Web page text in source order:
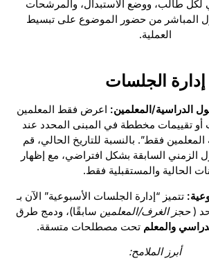
لكل طالب، ووضع الاستبدال، والمرشحات
المباشر من حضور الموضوع على تبسيط
العملية.
إدارة الجلسات
الدراسية/المعلمين: اعرض فقط المعلمين
أو تقييمات مخططة في المبنى المحدد عند
فقط”. بالنسبة للتاريخ الحالي، قم
الزمني السابقة بشكل افتراضي، مع إظهار
الحالية والمستقبلية فقط.
تتميز “إدارة الجلسات الأسبوعية” الآن بـ
(حجز الغرف/المعلمين سابقًا)، ودمج طرق
والمعلم تحت مصطلحات متسقة.
أبرز الملامح: